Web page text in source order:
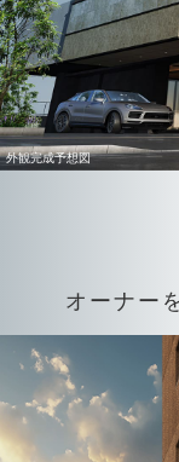
外観完成予想図
オーナー